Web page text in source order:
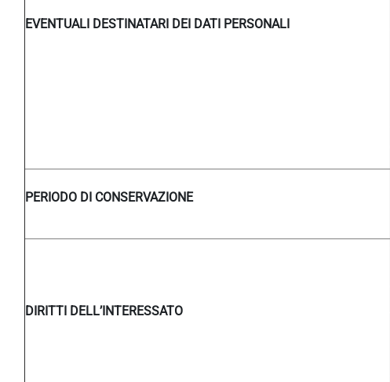
EVENTUALI DESTINATARI DEI DATI PERSONALI
PERIODO DI CONSERVAZIONE
DIRITTI DELL’INTERESSATO